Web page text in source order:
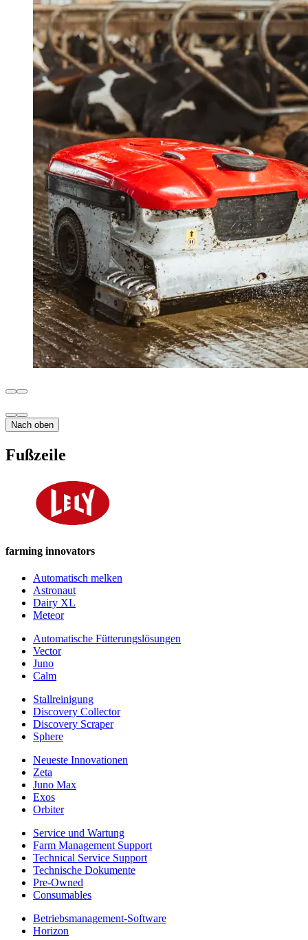
Nach oben
Fußzeile
farming innovators
Automatisch melken
Astronaut
Dairy XL
Meteor
Automatische Fütterungslösungen
Vector
Juno
Calm
Stallreinigung
Discovery Collector
Discovery Scraper
Sphere
Neueste Innovationen
Zeta
Juno Max
Exos
Orbiter
Service und Wartung
Farm Management Support
Technical Service Support
Technische Dokumente
Pre-Owned
Consumables
Betriebsmanagement-Software
Horizon